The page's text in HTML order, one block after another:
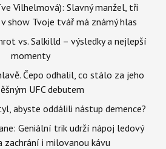
Vilhelmová): Slavný manžel, tři
show Tvoje tvář má známý hlas
vs. Salkilld – výsledky a nejlepší
momenty
Čepo odhalil, co stálo za jeho
UFC debutem
abyste oddálili nástup demence?
Geniální trik udrží nápoj ledový
zachrání i milovanou kávu